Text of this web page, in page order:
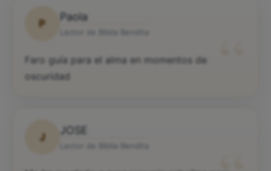
P
Paola
Faro guía para el alma en momentos de
oscuridad
J
JOSE